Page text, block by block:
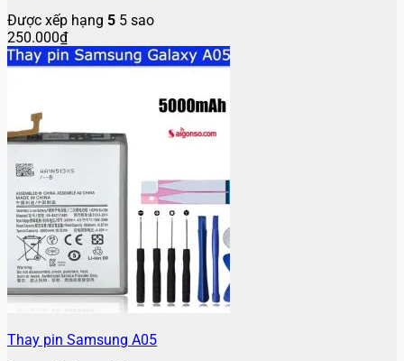
Được xếp hạng 5 5 sao
250.000₫
Thay pin Samsung A05